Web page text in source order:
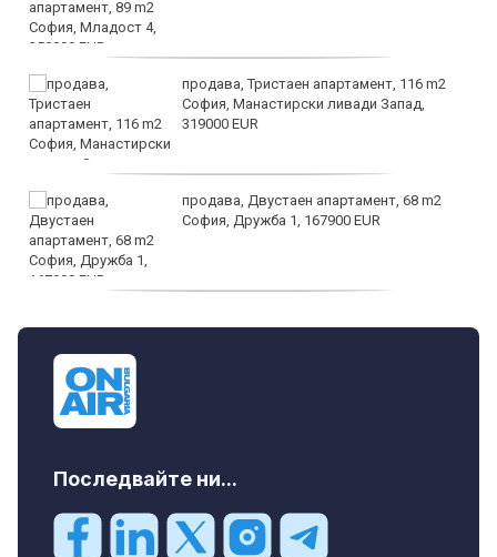
продава, Тристаен апартамент, 116 m2
София, Манастирски ливади Запад,
319000 EUR
продава, Двустаен апартамент, 68 m2
София, Дружба 1, 167900 EUR
Последвайте ни...